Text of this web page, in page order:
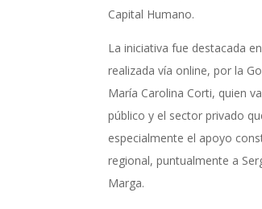
Capital Humano.
La iniciativa fue destacada
realizada vía online, por la
María Carolina Corti, quien
público y el sector privado
especialmente el apoyo
regional, puntualmente a
Marga.